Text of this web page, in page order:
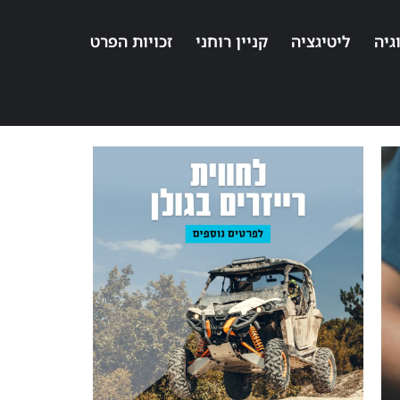
ליטיגציה קניין רוחני זכויות הפרט